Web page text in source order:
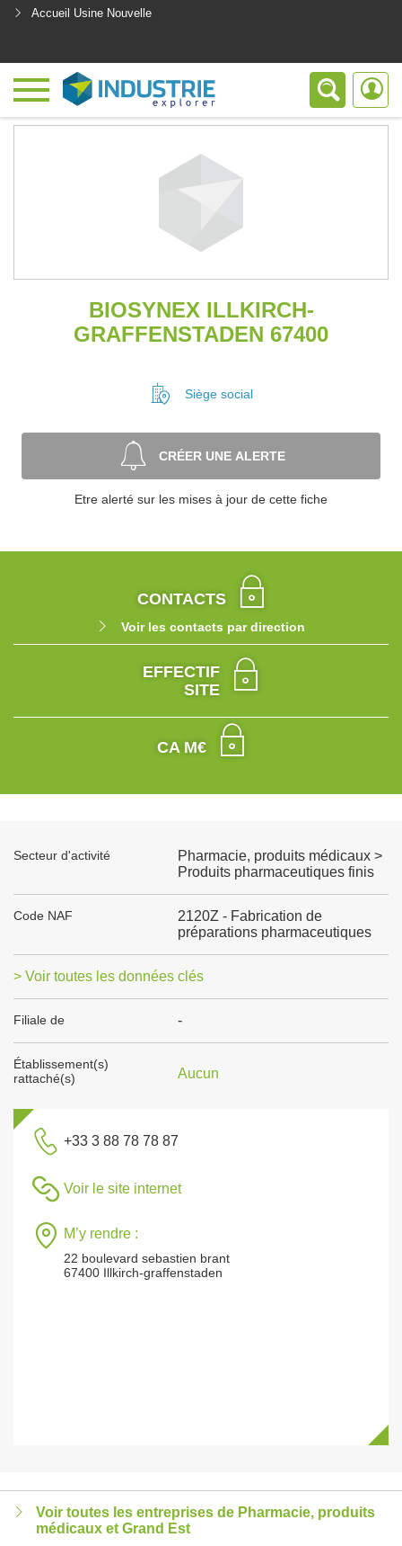
Accueil Usine Nouvelle
BIOSYNEX ILLKIRCH-
GRAFFENSTADEN 67400
Siège social
CRÉER UNE ALERTE
Etre alerté sur les mises à jour de cette fiche
CONTACTS
Voir les contacts par direction
EFFECTIF
SITE
CA M€
Secteur d'activité
Pharmacie, produits médicaux >
Produits pharmaceutiques finis
Code NAF
2120Z - Fabrication de
préparations pharmaceutiques
> Voir toutes les données clés
Filiale de -
Établissement(s)
rattaché(s)
Aucun
+33 3 88 78 78 87
Voir le site internet
M’y rendre :
22 boulevard sebastien brant
67400 Illkirch-graffenstaden
Voir toutes les entreprises de Pharmacie, produits
médicaux et Grand Est